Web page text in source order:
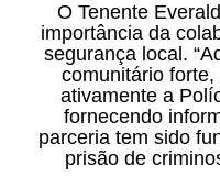
O Tenente
importância da
segurança local.
comunitário
ativamente a
fornecendo
parceria tem sido
prisão de